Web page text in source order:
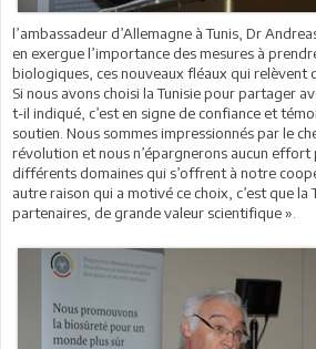
l’ambassadeur d’Allemagne à Tunis, Dr
en exergue l’importance des mesures à
biologiques, ces nouveaux fléaux qui relèvent
Si nous avons choisi la Tunisie pour partager
t-il indiqué, c’est en signe de confiance et
soutien. Nous sommes impressionnés par le
révolution et nous n’épargnerons aucun
différents domaines qui s’offrent à notre
autre raison qui a motivé ce choix, c’est que la
partenaires, de grande valeur scientifique ».